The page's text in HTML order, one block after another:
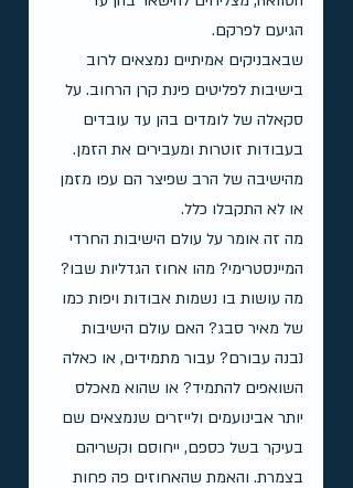
הגיעם לפרקם.
שבאבניקים אמיתיים נמצאים לרוב
בישיבות לפליטים פינת קרן הרחוב. על
סקאלה של לומדים בהן עד עובדים
בעבודות זוטרות ומעבירים את הזמן.
מהישיבה של הרב שפיצר הם עפו מזמן
או לא התקבלו כלל.
מה זה אומר על עולם הישיבות החרדי
המיינסטרימי? מהו אחוז הגדליות שבו?
מה עושות בו נשמות אבודות ויפות כמו
של מאיר סבג? האם עולם הישיבות
נבנה עבורם? עבור מתמידים, או כאלה
השואפים להתמיד? או שהוא מאכלס
יותר אבינועמים ולייזרים שנמצאים שם
בעיקר בשל כספם, ייחוסם וקשריהם
בצמרת. והאמת שהאחוזים פה פחות